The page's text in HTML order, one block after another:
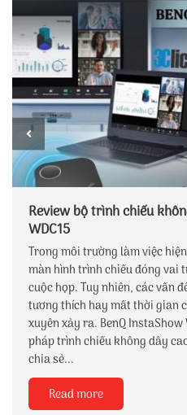
Review bộ trình chiếu
WDC15
Trong môi trường làm việc
màn hình trình chiếu đóng
cuộc họp. Tuy nhiên, các vấn
tương thích hay mất thời gian
xuyên xảy ra. BenQ
pháp trình chiếu không dây
chia sẻ...
Read more